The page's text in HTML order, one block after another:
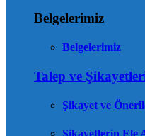
Belgelerimiz
Belgelerimiz
Talep ve
Şikayet ve
Şikayetlerin Ele